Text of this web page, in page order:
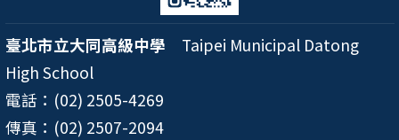
臺北市立大同高級中學 Taipei Municipal Datong
High School
電話：(02) 2505-4269
傳真：(02) 2507-2094